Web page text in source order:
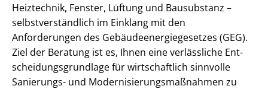
Heiztechnik, Fenster, Lüftung und Bausubstanz –
selbst­ver­ständ­lich im Einklang mit den
Anforderungen des Ge­bäu­de­en­er­gie­ge­set­zes (GEG).
Ziel der Beratung ist es, Ihnen eine verlässliche Ent­
schei­dungs­grund­la­ge für wirtschaftlich sinnvolle
Sanierungs- und Mo­der­ni­sie­rungs­maß­nah­men zu